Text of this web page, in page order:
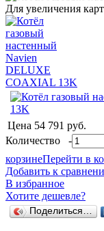
Для увеличения
Цена 54 791 руб.
Количество -
корзинеПерейти в
Добавить к
В избранное
Хотите дешевле?
Поделиться…